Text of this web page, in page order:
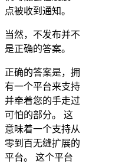
点被收到通知。
当然，不发布并不
是正确的答案。
正确的答案是，拥
有一个平台来支持
并牵着您的手走过
可怕的部分。 这
意味着一个支持从
零到百无缝扩展的
平台。 这个平台